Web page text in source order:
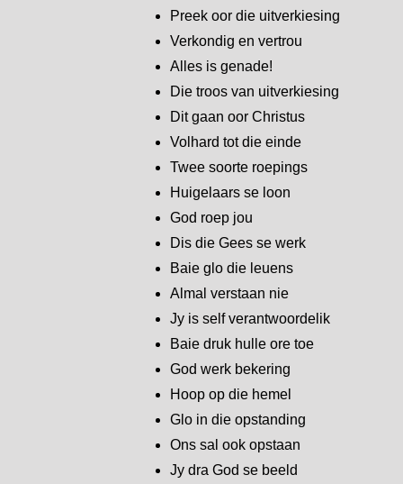
Preek oor die uitverkiesing
Verkondig en vertrou
Alles is genade!
Die troos van uitverkiesing
Dit gaan oor Christus
Volhard tot die einde
Twee soorte roepings
Huigelaars se loon
God roep jou
Dis die Gees se werk
Baie glo die leuens
Almal verstaan nie
Jy is self verantwoordelik
Baie druk hulle ore toe
God werk bekering
Hoop op die hemel
Glo in die opstanding
Ons sal ook opstaan
Jy dra God se beeld